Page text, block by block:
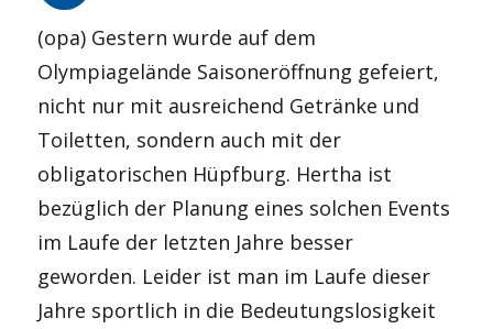
(opa) Gestern wurde auf dem
Olympiagelände Saisoneröffnung gefeiert,
nicht nur mit ausreichend Getränke und
Toiletten, sondern auch mit der
obligatorischen Hüpfburg. Hertha ist
bezüglich der Planung eines solchen Events
im Laufe der letzten Jahre besser
geworden. Leider ist man im Laufe dieser
Jahre sportlich in die Bedeutungslosigkeit